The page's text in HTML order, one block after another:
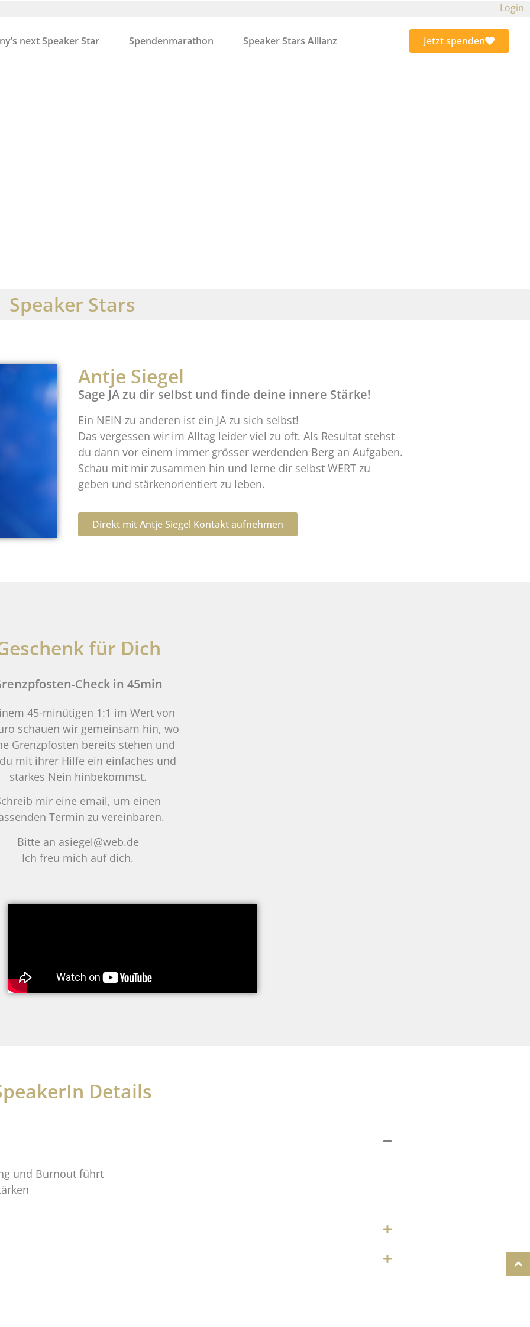
Login
next Speaker Star Spendenmarathon Speaker Stars Allianz Jetzt spenden
Speaker Stars
Antje Siegel
Sage JA zu dir selbst und finde deine innere Stärke!
Ein NEIN zu anderen ist ein JA zu sich selbst!
Das vergessen wir im Alltag leider viel zu oft. Als Resultat stehst
du dann vor einem immer grösser werdenden Berg an Aufgaben.
Schau mit mir zusammen hin und lerne dir selbst WERT zu
geben und stärkenorientiert zu leben.
Direkt mit Antje Siegel Kontakt aufnehmen
für Dich
Check in 45min
45-minütigen 1:1 im Wert von
schauen wir gemeinsam hin, wo
Grenzpfosten bereits stehen und
mit ihrer Hilfe ein einfaches und
starkes Nein hinbekommst.
mir eine email, um einen
Termin zu vereinbaren.
Bitte an asiegel@web.de
Ich freu mich auf dich.
Details
und Burnout führt